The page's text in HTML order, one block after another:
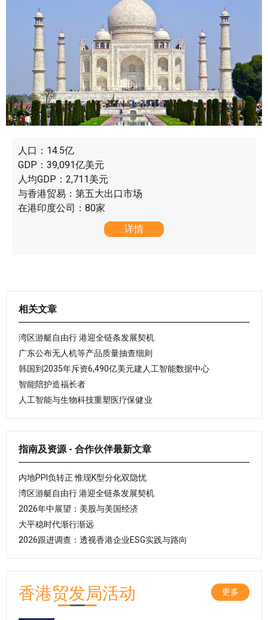
人口：14.5亿
GDP：39,091亿美元
人均GDP：2,711美元
与香港贸易：第五大出口市场
在港印度公司：80家
详情
相关文章
湾区游艇自由行 港迎全链条发展契机
广东公布无人机等产品质量抽查细则
韩国到2035年斥资6,490亿美元建人工智能数据中心
智能陪护造福长者
人工智能与生物科技重塑医疗保健业
指南及资源 - 合作伙伴最新文章
内地PPI负转正 惟现K型分化双隐忧
湾区游艇自由行 港迎全链条发展契机
2026年中展望：美股与美国经济
大平稳时代渐行渐远
2026跟进调查：透视香港企业ESG实践与路向
香港贸发局活动 更多